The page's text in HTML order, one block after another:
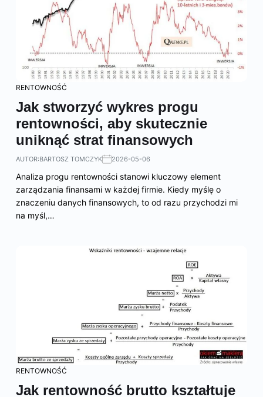
RENTOWNOŚĆ
Jak stworzyć wykres progu
rentowności, aby skutecznie
uniknąć strat finansowych
AUTOR:BARTOSZ TOMCZYK 2026-05-06
Analiza progu rentowności stanowi kluczowy element
zarządzania finansami w każdej firmie. Kiedy myślę o
znaczeniu danych finansowych, to od razu przychodzi mi
na myśl,…
RENTOWNOŚĆ
Jak rentowność brutto kształtuje